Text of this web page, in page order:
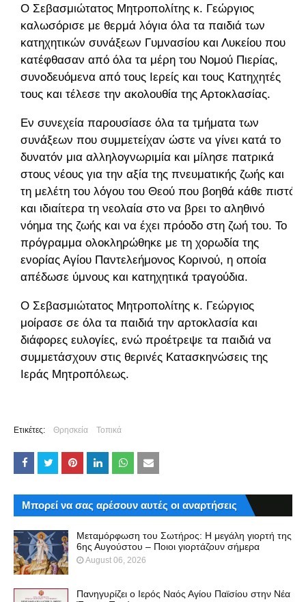
Ο Σεβασμιώτατος Μητροπολίτης κ. Γεώργιος
καλωσόρισε με θερμά λόγια όλα τα παιδιά των
κατηχητικών συνάξεων Γυμνασίου και Λυκείου που
κατέφθασαν από όλα τα μέρη του Νομού Πιερίας,
συνοδευόμενα από τους Ιερείς και τους Κατηχητές
τους και τέλεσε την ακολουθία της Αρτοκλασίας.
Εν συνεχεία παρουσίασε όλα τα τμήματα των
συνάξεων που συμμετείχαν ώστε να γίνει κατά το
δυνατόν μια αλληλογνωριμία και μίλησε πατρικά
στους νέους για την αξία της πνευματικής ζωής και
τη μελέτη του λόγου του Θεού που βοηθά κάθε πιστό
και ιδιαίτερα τη νεολαία στο να βρει το αληθινό
νόημα της ζωής και να έχει πρόοδο στη ζωή του. Το
πρόγραμμα ολοκληρώθηκε με τη χορωδία της
ενορίας Αγίου Παντελεήμονος Κορινού, η οποία
απέδωσε ύμνους και κατηχητικά τραγούδια.
Ο Σεβασμιώτατος Μητροπολίτης κ. Γεώργιος
μοίρασε σε όλα τα παιδιά την αρτοκλασία και
διάφορες ευλογίες, ενώ προέτρεψε τα παιδιά να
συμμετάσχουν στις θερινές Κατασκηνώσεις της
Ιεράς Μητροπόλεως.
Ετικέτες: Θρησκεία Τοπικά
Μπορεί να σας αρέσουν αυτές οι αναρτήσεις
Μεταμόρφωση του Σωτήρος: Η μεγάλη γιορτή της
6ης Αυγούστου – Ποιοι γιορτάζουν σήμερα
August 06, 2026
Πανηγυρίζει ο Ιερός Ναός Αγίου Παϊσίου στην Νέα